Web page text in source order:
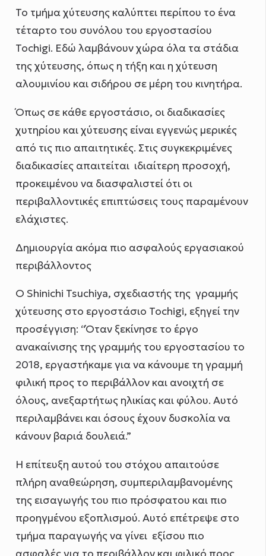
Το τμήμα χύτευσης καλύπτει περίπου το ένα
τέταρτο του συνόλου του εργοστασίου
Tochigi. Εδώ λαμβάνουν χώρα όλα τα στάδια
της χύτευσης, όπως η τήξη και η χύτευση
αλουμινίου και σιδήρου σε μέρη του κινητήρα.
Όπως σε κάθε εργοστάσιο, οι διαδικασίες
χυτηρίου και χύτευσης είναι εγγενώς μερικές
από τις πιο απαιτητικές. Στις συγκεκριμένες
διαδικασίες απαιτείται ιδιαίτερη προσοχή,
προκειμένου να διασφαλιστεί ότι οι
περιβαλλοντικές επιπτώσεις τους παραμένουν
ελάχιστες.
Δημιουργία ακόμα πιο ασφαλούς εργασιακού
περιβάλλοντος
Ο Shinichi Tsuchiya, σχεδιαστής της γραμμής
χύτευσης στο εργοστάσιο Tochigi, εξηγεί την
προσέγγιση: “Όταν ξεκίνησε το έργο
ανακαίνισης της γραμμής του εργοστασίου το
2018, εργαστήκαμε για να κάνουμε τη γραμμή
φιλική προς το περιβάλλον και ανοιχτή σε
όλους, ανεξαρτήτως ηλικίας και φύλου. Αυτό
περιλαμβάνει και όσους έχουν δυσκολία να
κάνουν βαριά δουλειά.”
Η επίτευξη αυτού του στόχου απαιτούσε
πλήρη αναθεώρηση, συμπεριλαμβανομένης
της εισαγωγής του πιο πρόσφατου και πιο
προηγμένου εξοπλισμού. Αυτό επέτρεψε στο
τμήμα παραγωγής να γίνει εξίσου πιο